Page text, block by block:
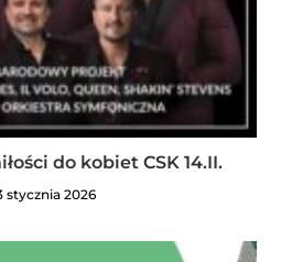
do kobiet CSK 14.II.
stycznia 2026